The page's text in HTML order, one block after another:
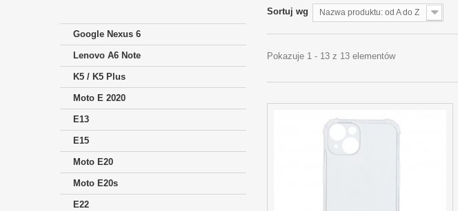
Google Nexus 6
Lenovo A6 Note
K5 / K5 Plus
Moto E 2020
E13
E15
Moto E20
Moto E20s
E22
Sortuj wg Nazwa produktu: od A do Z
Pokazuje 1 - 13 z 13 elementów